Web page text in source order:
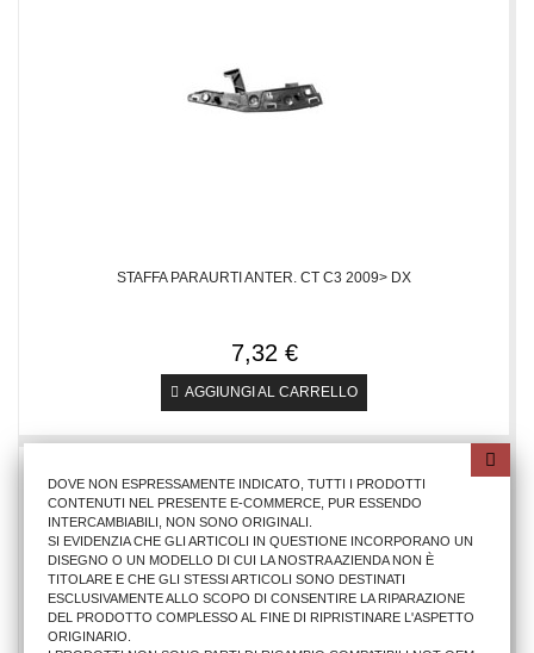
STAFFA PARAURTI ANTER. CT C3 2009> DX
7,32 €
AGGIUNGI AL CARRELLO
DOVE NON ESPRESSAMENTE INDICATO, TUTTI I PRODOTTI
CONTENUTI NEL PRESENTE E-COMMERCE, PUR ESSENDO
INTERCAMBIABILI, NON SONO ORIGINALI.
SI EVIDENZIA CHE GLI ARTICOLI IN QUESTIONE INCORPORANO UN
DISEGNO O UN MODELLO DI CUI LA NOSTRA AZIENDA NON È
TITOLARE E CHE GLI STESSI ARTICOLI SONO DESTINATI
ESCLUSIVAMENTE ALLO SCOPO DI CONSENTIRE LA RIPARAZIONE
DEL PRODOTTO COMPLESSO AL FINE DI RIPRISTINARE L'ASPETTO
ORIGINARIO.